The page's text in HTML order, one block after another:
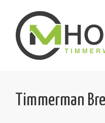
Timmerman